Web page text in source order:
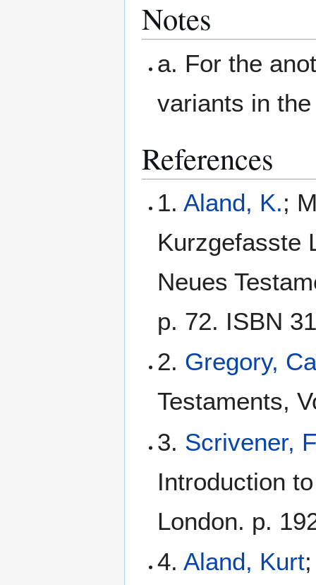
Notes
a. For the
variants in
References
1.Aland, K.;
Kurzgefasste
Neues
p. 72. ISBN
2. Gregory,
Testaments,
3. Scrivener,
Introduction
London. p.
4.Aland, Kurt